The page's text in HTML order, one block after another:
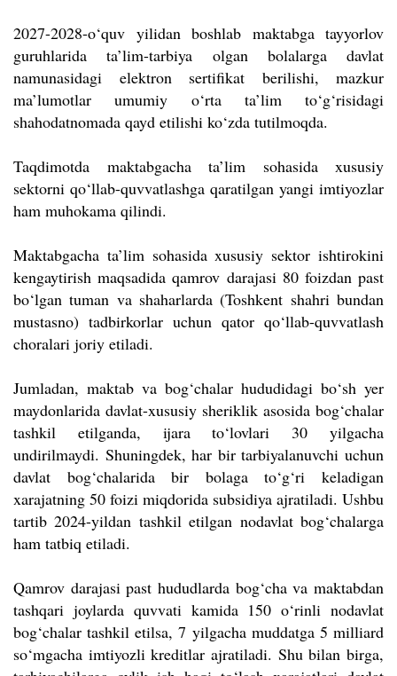
2027-2028-o‘quv yilidan boshlab maktabga tayyorlov
guruhlarida ta’lim-tarbiya olgan bolalarga davlat
namunasidagi elektron sertifikat berilishi, mazkur
ma’lumotlar umumiy o‘rta ta’lim to‘g‘risidagi
shahodatnomada qayd etilishi ko‘zda tutilmoqda.
Taqdimotda maktabgacha ta’lim sohasida xususiy
sektorni qo‘llab-quvvatlashga qaratilgan yangi imtiyozlar
ham muhokama qilindi.
Maktabgacha ta’lim sohasida xususiy sektor ishtirokini
kengaytirish maqsadida qamrov darajasi 80 foizdan past
bo‘lgan tuman va shaharlarda (Toshkent shahri bundan
mustasno) tadbirkorlar uchun qator qo‘llab-quvvatlash
choralari joriy etiladi.
Jumladan, maktab va bog‘chalar hududidagi bo‘sh yer
maydonlarida davlat-xususiy sheriklik asosida bog‘chalar
tashkil etilganda, ijara to‘lovlari 30 yilgacha
undirilmaydi. Shuningdek, har bir tarbiyalanuvchi uchun
davlat bog‘chalarida bir bolaga to‘g‘ri keladigan
xarajatning 50 foizi miqdorida subsidiya ajratiladi. Ushbu
tartib 2024-yildan tashkil etilgan nodavlat bog‘chalarga
ham tatbiq etiladi.
Qamrov darajasi past hududlarda bog‘cha va maktabdan
tashqari joylarda quvvati kamida 150 o‘rinli nodavlat
bog‘chalar tashkil etilsa, 7 yilgacha muddatga 5 milliard
so‘mgacha imtiyozli kreditlar ajratiladi. Shu bilan birga,